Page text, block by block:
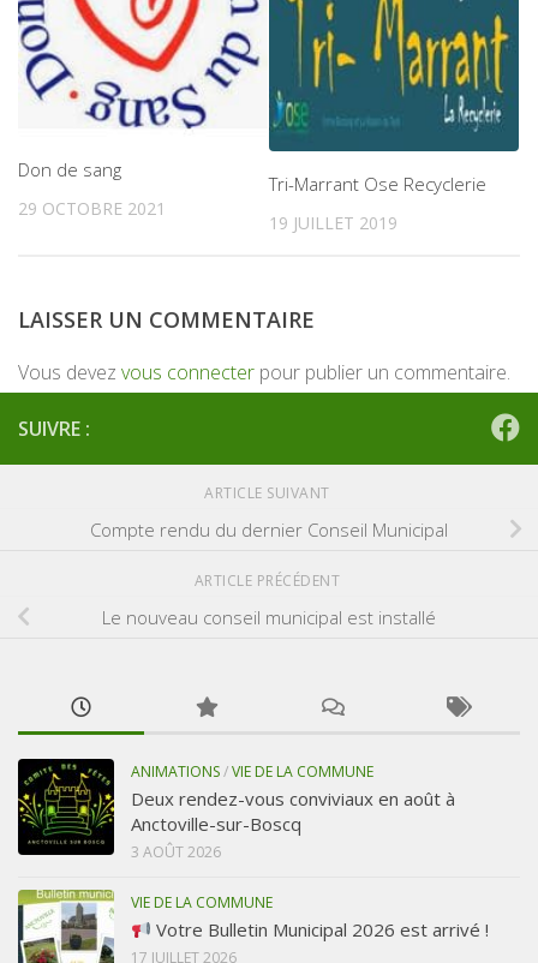
Don de sang
29 OCTOBRE 2021
Tri-Marrant Ose Recyclerie
19 JUILLET 2019
LAISSER UN COMMENTAIRE
Vous devez vous connecter pour publier un commentaire.
SUIVRE :
ARTICLE SUIVANT
Compte rendu du dernier Conseil Municipal
ARTICLE PRÉCÉDENT
Le nouveau conseil municipal est installé
ANIMATIONS/VIE DE LA COMMUNE
Deux rendez-vous conviviaux en août à
Anctoville-sur-Boscq
3 AOÛT 2026
VIE DE LA COMMUNE
Votre Bulletin Municipal 2026 est arrivé !
17 JUILLET 2026